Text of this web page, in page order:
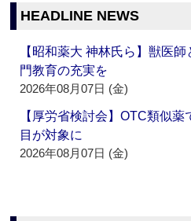
HEADLINE NEWS
【昭和薬大 神林氏ら】獣医
門教育の充実を
2026年08月07日 (金)
【厚労省検討会】OTC類似
目が対象に
2026年08月07日 (金)